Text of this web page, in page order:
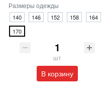
Размеры одежды
140 146 152 158
164
170
шт
В корзину